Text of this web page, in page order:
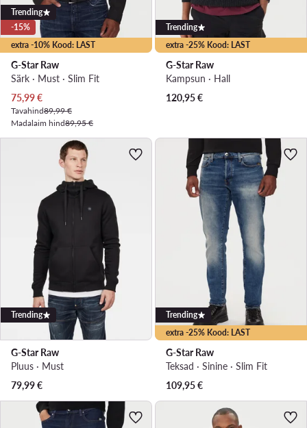
extra -10% Kood: LAST
Trending
-15%
G-Star Raw
Särk · Must · Slim Fit
Praegune hind
75,99€
Tavahind89,99 €
Madalaim hind89,95 €
extra -25% Kood: LAST
Trending
G-Star Raw
Kampsun · Hall
120,95€
Trending
G-Star Raw
Pluus · Must
79,99€
extra -25% Kood: LAST
Trending
G-Star Raw
Teksad · Sinine · Slim Fit
109,95€